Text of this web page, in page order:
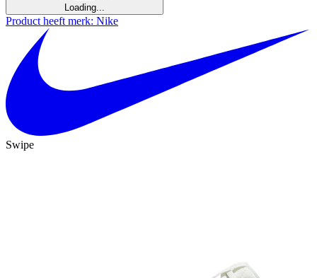
Loading...
Product heeft merk: Nike
Swipe